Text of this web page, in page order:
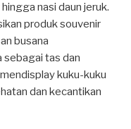
nasi daun jeruk.
produk souvenir
busana
tas dan
kuku-kuku
dan kecantikan